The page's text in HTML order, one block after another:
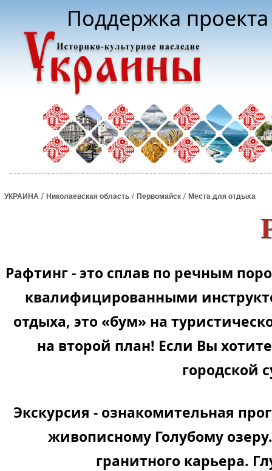
Поддержка
УКРАИНА / Николаевская область / Первомайск / Места для отдыха
Рафтинг- это сплав по речным
квалифицированными
отдыха, это «бум» на
на второй план! Если Вы
городской
Экскурсия - ознакомительная
живописному Голубому
гранитного карьера.